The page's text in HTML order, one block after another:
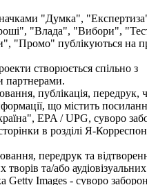
"Думка",
"Влада", "Вибори",
"Промо" публікуються на
створюється спільно з
партнерами.
публікація, передрук,
що містить
EPA / UPG, суворо
в розділі Я-
передрук та
творів та/або
Getty Images - суворо